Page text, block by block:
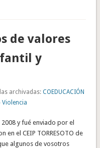
de valores
y
archivadas:COEDUCACIÓN
Violencia
y fué enviado por el
el CEIP TORRESOTO de
algunos de vosotros